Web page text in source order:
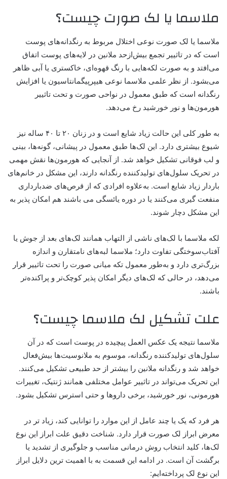
ملاسما یا لک صورت چیست؟
ملاسما یا لک صورت نوعی اختلال مربوط به رنگدانه‌های پوست
است که در تاثییر تجمع بیش‌ازحد ملانین در لایه‌های پوست اتفاق
می‌افتد و به ‌صورت لکه‌هایی با رنگ قهوه‌ای، خاکستری یا آبی ظاهر
می‌بشود. از نظر علمی ملاسما نوعی هیپرپیگمانتاسیون یا افزایش
رنگدانه است که طبق معمول در نواحی صورت و تحت تاثییر
هورمون‌ها و نور خورشید رخ می‌دهد.
به طور کلی این حالت زیاد شایع است و در زنان ۲۰ تا ۴۰ ساله نیز
شیوع بیشتری دارد. این لک‌ها طبق معمول در پیشانی، گونه‌ها، بینی
و لب فوقانی تشکیل خواهد شد. از آنجایی که هورمون‌ها نقش مهمی
در تحریک سلول‌های تولیدکننده رنگدانه دارند، این مشکل در خانم‌های
باردار زیاد شایع است. به‌علاوه افرادی که از قرص‌های ضدبارداری
منفعت گیری می‌کنند یا در دوره‌ یائسگی می باشند هم امکان پذیر به
این مشکل دچار شوند.
لکه ملاسما با لک‌های ناشی از التهاب همانند لک‌های بعد از جوش یا
آفتاب‌سوختگی تفاوت دارد؛ ملاسما لبه‌های نامتقارن و اندازه
بزرگ‌تری دارد و به‌طور معمول تکه میانی صورت را تحت تاثییر قرار
می‌دهد، در حالی که لک‌های دیگر امکان پذیر کوچک‌تر و پراکنده‌تر
باشند.
علت تشکیل لک ملاسما چیست؟
ملاسما نتیجه‌ یک عکس العمل پیچیده در پوست است که در آن
سلول‌های تولیدکننده رنگدانه، موسوم به ملانوسیت‌ها بیش‌فعال
خواهد شد و رنگدانه ملانین را بیشتر از حد طبیعی تشکیل می‌کنند.
این تحریک می‌تواند در تاثییر عوامل مختلفی همانند ژنتیک، تغییرات
هورمونی، نور خورشید، برخی داروها و حتی استرس تشکیل بشود.
هر فرد که یک یا چند عامل از این موارد را توانایی کند، زیاد تر در
معرض ابراز لک صورت قرار دارد. شناخت دقیق علت ابراز این نوع
لک‌ها، کلید انتخاب روش درمانی مناسب و جلوگیری از تشدید یا
برگشت آن است. در ادامه این قسمت به با اهمیت ترین دلایل ابراز
این نوع لک پرداخته‌ایم: